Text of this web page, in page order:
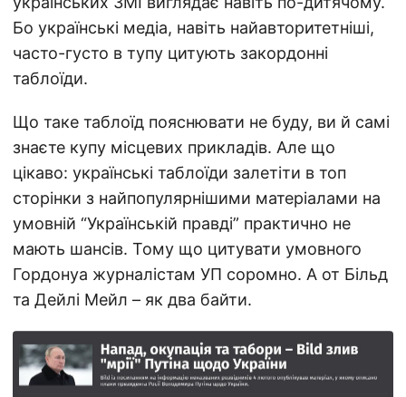
Бо українські медіа, навіть найавторитетніші,
часто-густо в тупу цитують закордонні
таблоїди.
Що таке таблоїд пояснювати не буду, ви й самі
знаєте купу місцевих прикладів. Але що
цікаво: українські таблоїди залетіти в топ
сторінки з найпопулярнішими матеріалами на
умовній “Українській правді” практично не
мають шансів. Тому що цитувати умовного
Гордонуа журналістам УП соромно. А от Більд
та Дейлі Мейл – як два байти.